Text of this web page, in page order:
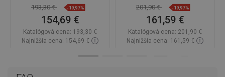
193,30 € -19,97%
154,69 €
Katalógová cena: 193,30 €
Najnižšia cena: 154,69 €
201,90 € -19,97%
161,59 €
Katalógová cena: 201,90 €
Najnižšia cena: 161,59 €